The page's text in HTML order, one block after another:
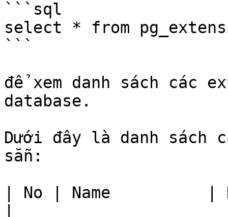
```sql
select * from
```
để xem danh sách các
database.
Dưới đây là danh sách
sẵn:
| No | Name          |